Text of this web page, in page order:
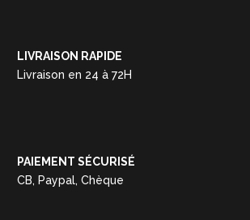
LIVRAISON RAPIDE
Livraison en 24 à 72H
PAIEMENT SÉCURISÉ
CB, Paypal, Chèque